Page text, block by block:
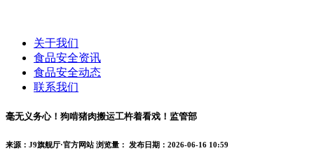
关于我们
食品安全资讯
食品安全动态
联系我们
毫无义务心！狗啃猪肉搬运工杵着看戏！监管部
来源：J9旗舰厅·官方网站 浏览量： 发布日期：2026-06-16 10:59